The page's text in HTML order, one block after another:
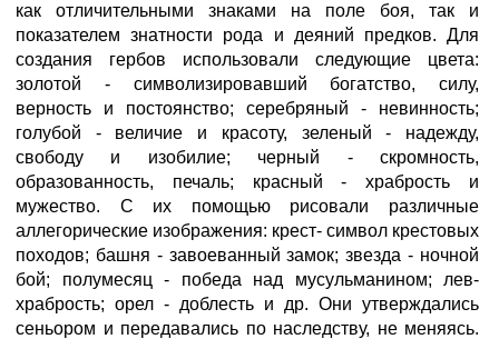
как отличительными знаками на поле боя, так и
показателем знатности рода и деяний предков. Для
создания гербов использовали следующие цвета:
золотой - символизировавший богатство, силу,
верность и постоянство; серебряный - невинность;
голубой - величие и красоту, зеленый - надежду,
свободу и изобилие; чeрный - скромность,
образованность, печаль; красный - храбрость и
мужество. С их помощью рисовали различные
аллегорические изображения: крест- символ крестовых
походов; башня - завоеванный замок; звезда - ночной
бой; полумесяц - победа над мусульманином; лев-
храбрость; орел - доблесть и др. Они утверждались
сеньором и передавались по наследству, не меняясь.